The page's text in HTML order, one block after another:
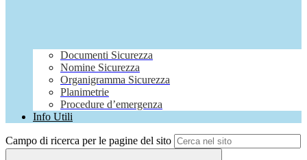
Documenti Sicurezza
Nomine Sicurezza
Organigramma Sicurezza
Planimetrie
Procedure d’emergenza
Info Utili
Campo di ricerca per le pagine del sito